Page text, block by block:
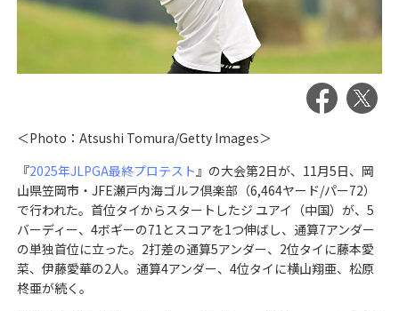
＜Photo：Atsushi Tomura/Getty Images＞
『2025年JLPGA最終プロテスト』の大会第2日が、11月5日、岡
山県笠岡市・JFE瀬戸内海ゴルフ倶楽部（6,464ヤード/パー72）
で行われた。首位タイからスタートしたジ ユアイ（中国）が、5
バーディー、4ボギーの71とスコアを1つ伸ばし、通算7アンダー
の単独首位に立った。2打差の通算5アンダー、2位タイに藤本愛
菜、伊藤愛華の2人。通算4アンダー、4位タイに横山翔亜、松原
柊亜が続く。